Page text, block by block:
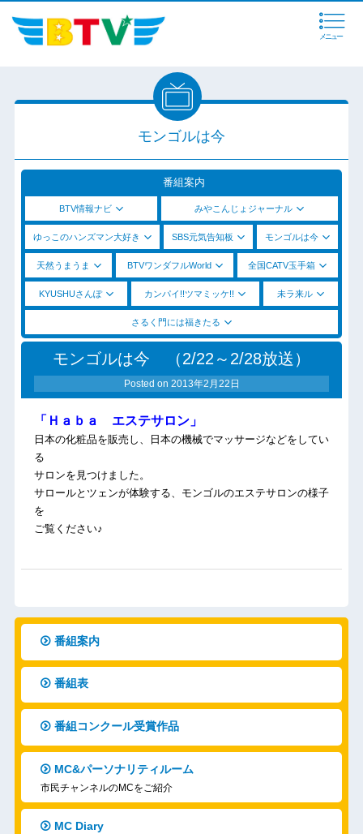
メニュー
モンゴルは今
番組案内
BTV情報ナビ みやこんじょジャーナル
ゆっこのハンズマン大好き SBS元気告知板 モンゴルは今
天然うまうま BTVワンダフルWorld 全国CATV玉手箱
KYUSHUさんぽ カンパイ!!ツマミッケ!! 未ラ来ル
さるく門には福きたる
モンゴルは今 （2/22～2/28放送）
Posted on 2013年2月22日
「Ｈａｂａ エステサロン」
日本の化粧品を販売し、日本の機械でマッサージなどをしてい
る
サロンを見つけました。
サロールとツェンが体験する、モンゴルのエステサロンの様子
を
ご覧ください♪
番組案内
番組表
番組コンクール受賞作品
MC&パーソナリティルーム
市民チャンネルのMCをご紹介
MC Diary